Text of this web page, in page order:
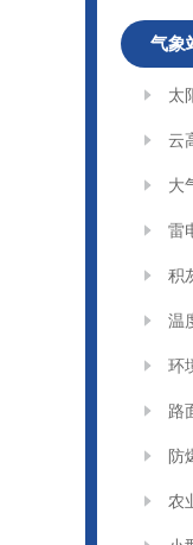
气象
太
云
大
雷
积
温
环
路
防
农